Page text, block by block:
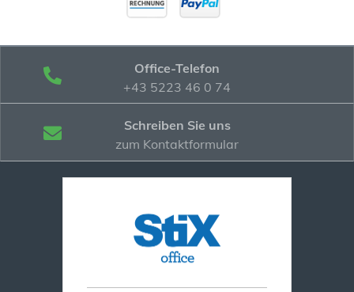
Office-Telefon
+43 5223 46 0 74
Schreiben Sie uns
zum Kontaktformular